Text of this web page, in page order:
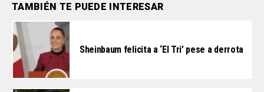
TAMBIÉN TE PUEDE INTERESAR
Sheinbaum felicita a ‘El Tri’ pese a derrota